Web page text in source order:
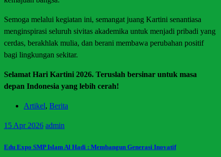
Semoga melalui kegiatan ini, semangat juang Kartini senantiasa
menginspirasi seluruh sivitas akademika untuk menjadi pribadi yang
cerdas, berakhlak mulia, dan berani membawa perubahan positif
bagi lingkungan sekitar.
Selamat Hari Kartini 2026. Teruslah bersinar untuk masa
depan Indonesia yang lebih cerah!
Artikel, Berita
15 Apr 2026 admin
Edu Expo SMP Islam Al Hadi : Membangun Generasi Inovatif